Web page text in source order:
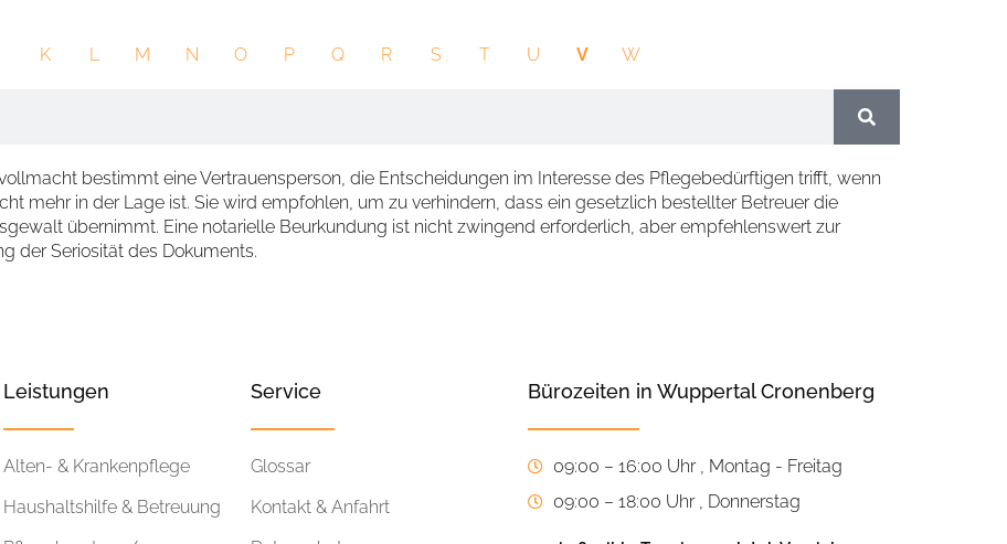
K L M N O P Q R S T U V W
bestimmt eine Vertrauensperson, die Entscheidungen im Interesse des Pflegebedürftigen trifft, wenn
mehr in der Lage ist. Sie wird empfohlen, um zu verhindern, dass ein gesetzlich bestellter Betreuer die
übernimmt. Eine notarielle Beurkundung ist nicht zwingend erforderlich, aber empfehlenswert zur
der Seriosität des Dokuments.
Leistungen
Alten- & Krankenpflege
Haushaltshilfe & Betreuung
Service
Glossar
Kontakt & Anfahrt
Bürozeiten in Wuppertal Cronenberg
09:00 – 16:00 Uhr , Montag - Freitag
09:00 – 18:00 Uhr , Donnerstag